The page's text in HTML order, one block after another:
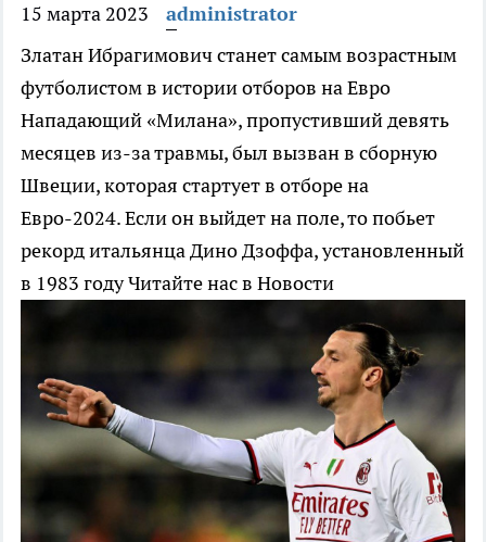
15 марта 2023
administrator
Златан Ибрагимович станет самым возрастным
футболистом в истории отборов на Евро
Нападающий «Милана», пропустивший девять
месяцев из-за травмы, был вызван в сборную
Швеции, которая стартует в отборе на
Евро-2024. Если он выйдет на поле, то побьет
рекорд итальянца Дино Дзоффа, установленный
в 1983 годуЧитайте нас в Новости